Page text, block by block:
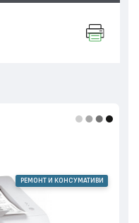
РЕМОНТ И КОНСУМАТИВИ